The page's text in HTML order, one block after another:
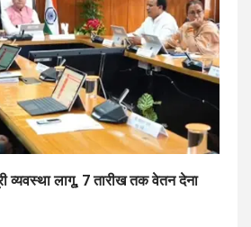
व्यवस्था लागू, 7 तारीख तक वेतन देना